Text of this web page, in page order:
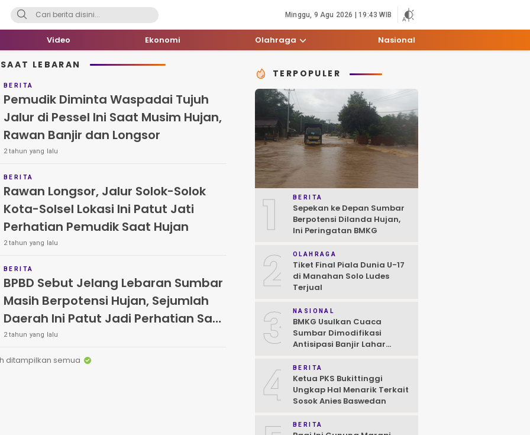
Minggu, 9 Agu 2026 | 19:43 WIB
Video Ekonomi Olahraga Nasional
LEBARAN
BERITA
Pemudik Diminta Waspadai Tujuh
Jalur di Pessel Ini Saat Musim Hujan,
Rawan Banjir dan Longsor
2 tahun yang lalu
BERITA
Rawan Longsor, Jalur Solok-Solok
Kota-Solsel Lokasi Ini Patut Jati
Perhatian Pemudik Saat Hujan
2 tahun yang lalu
BERITA
BPBD Sebut Jelang Lebaran Sumbar
Masih Berpotensi Hujan, Sejumlah
Daerah Ini Patut Jadi Perhatian Saat
Mudik
2 tahun yang lalu
ditampilkan semua
TERPOPULER
1 BERITA
Sepekan ke Depan Sumbar
Berpotensi Dilanda Hujan,
Ini Peringatan BMKG
2 OLAHRAGA
Tiket Final Piala Dunia U-17
di Manahan Solo Ludes
Terjual
3 NASIONAL
BMKG Usulkan Cuaca
Sumbar Dimodifikasi
Antisipasi Banjir Lahar
4 BERITA
Ketua PKS Bukittinggi
Ungkap Hal Menarik Terkait
Sosok Anies Baswedan
BERITA